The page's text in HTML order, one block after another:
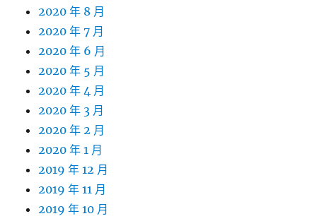
2020 年 8 月
2020 年 7 月
2020 年 6 月
2020 年 5 月
2020 年 4 月
2020 年 3 月
2020 年 2 月
2020 年 1 月
2019 年 12 月
2019 年 11 月
2019 年 10 月